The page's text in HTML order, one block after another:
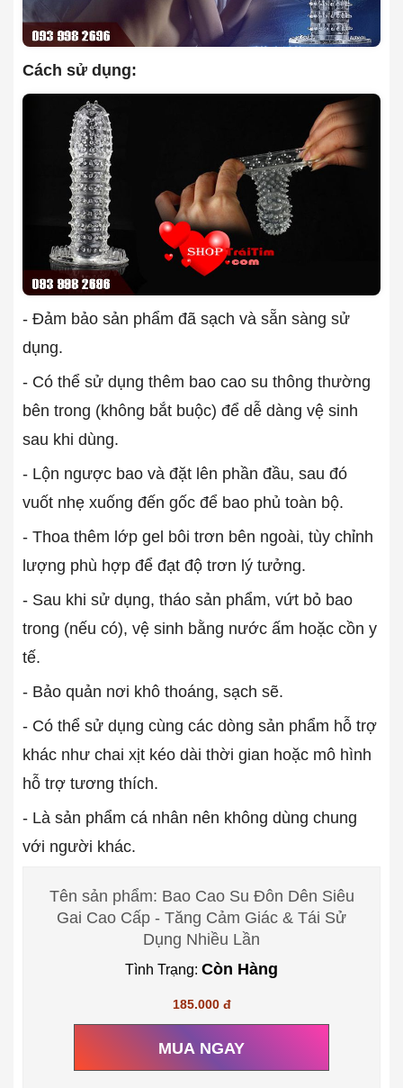
Cách sử dụng:
- Đảm bảo sản phẩm đã sạch và sẵn sàng sử
dụng.
- Có thể sử dụng thêm bao cao su thông thường
bên trong (không bắt buộc) để dễ dàng vệ sinh
sau khi dùng.
- Lộn ngược bao và đặt lên phần đầu, sau đó
vuốt nhẹ xuống đến gốc để bao phủ toàn bộ.
- Thoa thêm lớp gel bôi trơn bên ngoài, tùy chỉnh
lượng phù hợp để đạt độ trơn lý tưởng.
- Sau khi sử dụng, tháo sản phẩm, vứt bỏ bao
trong (nếu có), vệ sinh bằng nước ấm hoặc cồn y
tế.
- Bảo quản nơi khô thoáng, sạch sẽ.
- Có thể sử dụng cùng các dòng sản phẩm hỗ trợ
khác như chai xịt kéo dài thời gian hoặc mô hình
hỗ trợ tương thích.
- Là sản phẩm cá nhân nên không dùng chung
với người khác.
Tên sản phẩm: Bao Cao Su Đôn Dên Siêu
Gai Cao Cấp - Tăng Cảm Giác & Tái Sử
Dụng Nhiều Lần
Tình Trạng: Còn Hàng
185.000 đ
MUA NGAY